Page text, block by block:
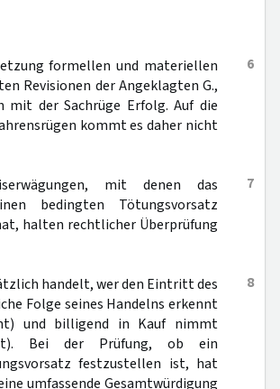
6
formellen und materiellen
Revisionen der Angeklagten G.,
mit der Sachrüge Erfolg. Auf die
kommt es daher nicht
7
mit denen das
bedingten Tötungsvorsatz
halten rechtlicher Überprüfung
8
handelt, wer den Eintritt des
Folge seines Handelns erkennt
und billigend in Kauf nimmt
Bei der Prüfung, ob ein
festzustellen ist, hat
umfassende Gesamtwürdigung